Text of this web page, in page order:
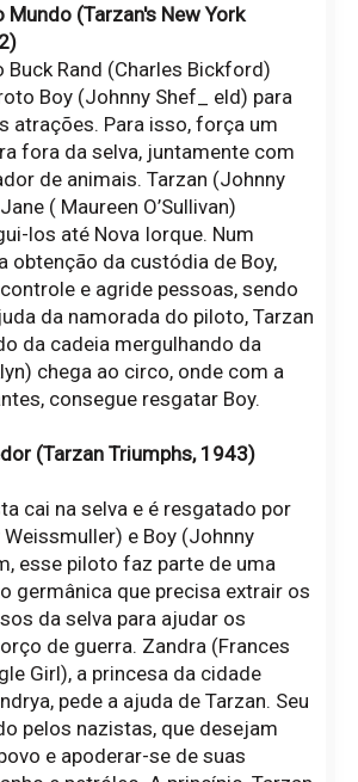
Mundo (Tarzan's New York
Buck Rand (Charles Bickford)
Boy (Johnny Shef_ eld) para
atrações. Para isso, força um
fora da selva, juntamente com
de animais. Tarzan (Johnny
( Maureen O’Sullivan)
los até Nova Iorque. Num
obtenção da custódia de Boy,
e agride pessoas, sendo
da namorada do piloto, Tarzan
da cadeia mergulhando da
chega ao circo, onde com a
consegue resgatar Boy.
(Tarzan Triumphs, 1943)
cai na selva e é resgatado por
e Boy (Johnny
esse piloto faz parte de uma
germânica que precisa extrair os
da selva para ajudar os
de guerra. Zandra (Frances
Girl), a princesa da cidade
pede a ajuda de Tarzan. Seu
pelos nazistas, que desejam
e apoderar-se de suas